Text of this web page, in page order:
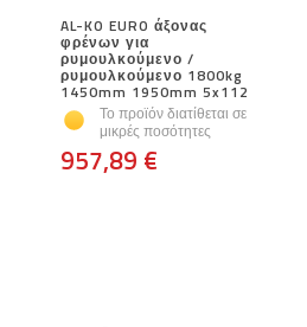
AL-KO EURO άξονας
φρένων για
ρυμουλκούμενο /
ρυμουλκούμενο 1800kg
1450mm 1950mm 5x112
Το προϊόν διατίθεται σε
μικρές ποσότητες
957,89 €